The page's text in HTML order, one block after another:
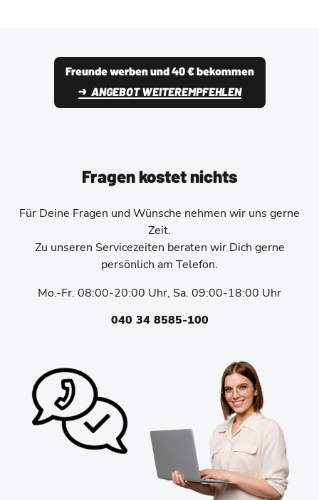
Freunde werben und 40 € bekommen
ANGEBOT WEITEREMPFEHLEN
Fragen kostet nichts
Für Deine Fragen und Wünsche nehmen wir uns gerne
Zeit.
Zu unseren Servicezeiten beraten wir Dich gerne
persönlich am Telefon.
Mo.-Fr. 08:00-20:00 Uhr, Sa. 09:00-18:00 Uhr
040 34 8585-100